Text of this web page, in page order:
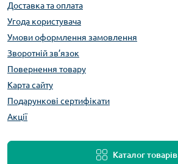
Доставка та оплата
Угода користувача
Умови оформлення замовлення
Зворотній зв’язок
Повернення товару
Карта сайту
Подарункові сертифікати
Акції
Каталог товарів